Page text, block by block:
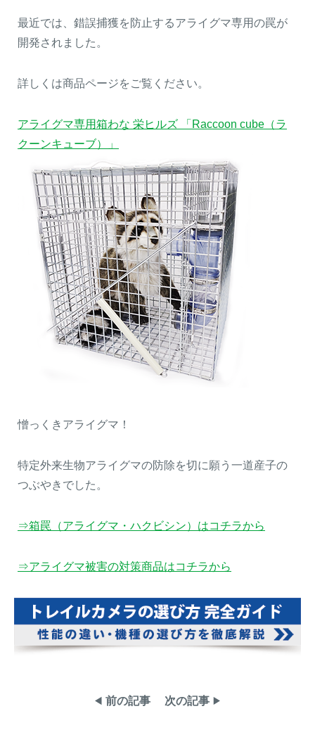
最近では、錯誤捕獲を防止するアライグマ専用の罠が
開発されました。
詳しくは商品ページをご覧ください。
アライグマ専用箱わな 栄ヒルズ 「Raccoon cube（ラ
クーンキューブ）」
憎っくきアライグマ！
特定外来生物アライグマの防除を切に願う一道産子の
つぶやきでした。
⇒箱罠（アライグマ・ハクビシン）はコチラから
⇒アライグマ被害の対策商品はコチラから
前の記事 次の記事